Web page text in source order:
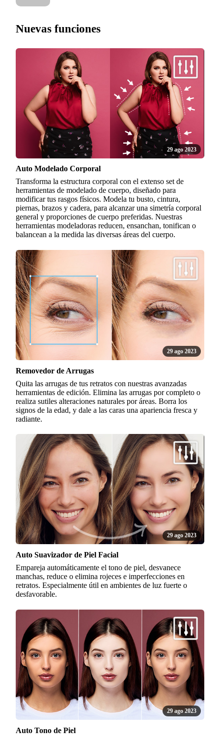
Nuevas funciones
29 ago 2023
Auto Modelado Corporal
Transforma la estructura corporal con el extenso set de
herramientas de modelado de cuerpo, diseñado para
modificar tus rasgos físicos. Modela tu busto, cintura,
piernas, brazos y cadera, para alcanzar una simetría corporal
general y proporciones de cuerpo preferidas. Nuestras
herramientas modeladoras reducen, ensanchan, tonifican o
balancean a la medida las diversas áreas del cuerpo.
29 ago 2023
Removedor de Arrugas
Quita las arrugas de tus retratos con nuestras avanzadas
herramientas de edición. Elimina las arrugas por completo o
realiza sutiles alteraciones naturales por áreas. Borra los
signos de la edad, y dale a las caras una apariencia fresca y
radiante.
29 ago 2023
Auto Suavizador de Piel Facial
Empareja automáticamente el tono de piel, desvanece
manchas, reduce o elimina rojeces e imperfecciones en
retratos. Especialmente útil en ambientes de luz fuerte o
desfavorable.
29 ago 2023
Auto Tono de Piel